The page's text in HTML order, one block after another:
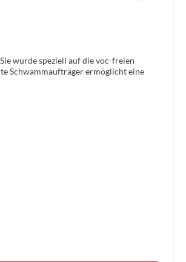
wurde speziell auf die voc-freien
Schwammaufträger ermöglicht eine